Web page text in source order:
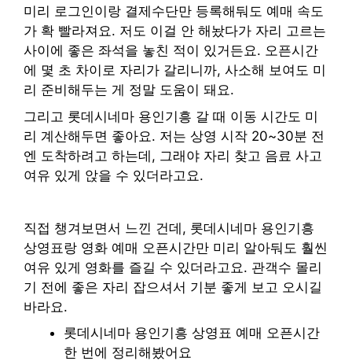
미리 로그인이랑 결제수단만 등록해둬도 예매 속도
가 확 빨라져요. 저도 이걸 안 해놨다가 자리 고르는
사이에 좋은 좌석을 놓친 적이 있거든요. 오픈시간
에 몇 초 차이로 자리가 갈리니까, 사소해 보여도 미
리 준비해두는 게 정말 도움이 돼요.
그리고 롯데시네마 용인기흥 갈 때 이동 시간도 미
리 계산해두면 좋아요. 저는 상영 시작 20~30분 전
엔 도착하려고 하는데, 그래야 자리 찾고 음료 사고
여유 있게 앉을 수 있더라고요.
직접 챙겨보면서 느낀 건데, 롯데시네마 용인기흥
상영표랑 영화 예매 오픈시간만 미리 알아둬도 훨씬
여유 있게 영화를 즐길 수 있더라고요. 관객수 몰리
기 전에 좋은 자리 잡으셔서 기분 좋게 보고 오시길
바라요.
롯데시네마 용인기흥 상영표 예매 오픈시간
한 번에 정리해봤어요